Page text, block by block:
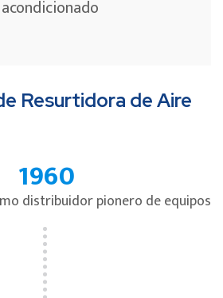
acondicionado
Resurtidora de Aire
1960
distribuidor pionero de equipos